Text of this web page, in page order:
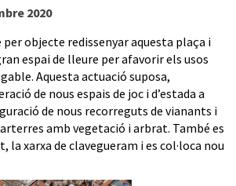
2020
objecte redissenyar aquesta plaça i
espai de lleure per afavorir els usos
Aquesta actuació suposa,
de nous espais de joc i d’estada a
de nous recorreguts de vianants i
amb vegetació i arbrat. També es
la xarxa de clavegueram i es col·loca nou